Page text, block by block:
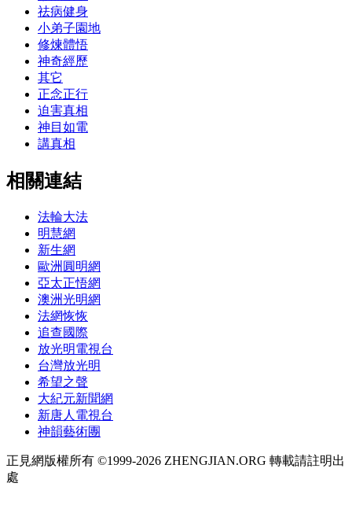
祛病健身
小弟子園地
修煉體悟
神奇經歷
其它
正念正行
迫害真相
神目如電
講真相
相關連結
法輪大法
明慧網
新生網
歐洲圓明網
亞太正悟網
澳洲光明網
法網恢恢
追查國際
放光明電視台
台灣放光明
希望之聲
大紀元新聞網
新唐人電視台
神韻藝術團
正見網版權所有 ©1999-2026 ZHENGJIAN.ORG 轉載請註明出
處